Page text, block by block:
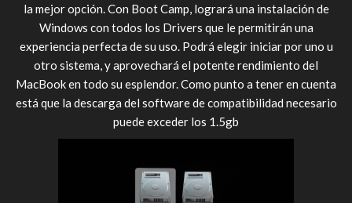
la mejor opción. Con Boot Camp, logrará una instalación de
Windows con todos los Drivers que le permitirán una
experiencia perfecta de su uso. Podrá elegir iniciar por uno u
otro sistema, y aprovechará el potente rendimiento del
MacBook en todo su esplendor. Como punto a tener en cuenta
está que la descarga del software de compatibilidad necesario
puede exceder los 1.5gb